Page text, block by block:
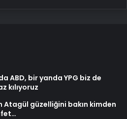
ABD, bir yanda YPG biz de
kılıyoruz
Atagül güzelliğini bakın kimden